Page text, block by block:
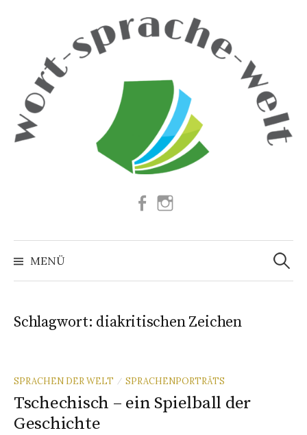
Facebook
MENÜ
Suchen
nach:
Schlagwort: diakritischen Zeichen
SPRACHEN DER WELT / SPRACHENPORTRÄTS
Tschechisch – ein Spielball der
Geschichte